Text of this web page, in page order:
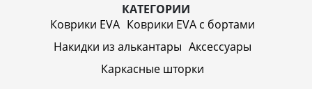
КАТЕГОРИИ
Коврики EVA Коврики EVA c бортами
Накидки из алькантары Аксессуары
Каркасные шторки